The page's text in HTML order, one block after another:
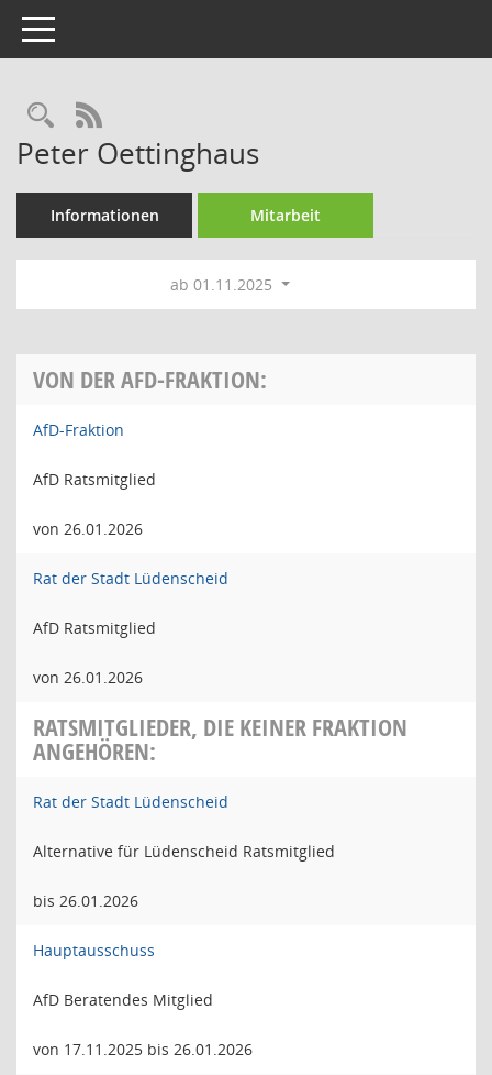
Toggle navigation
Rechercheauswahl
RSS-Feed
Peter Oettinghaus
Informationen Mitarbeit
ab 01.11.2025
VON DER AFD-FRAKTION:
AfD-Fraktion
AfD Ratsmitglied
von 26.01.2026
Rat der Stadt Lüdenscheid
AfD Ratsmitglied
von 26.01.2026
RATSMITGLIEDER, DIE KEINER FRAKTION
ANGEHÖREN:
Rat der Stadt Lüdenscheid
Alternative für Lüdenscheid Ratsmitglied
bis 26.01.2026
Hauptausschuss
AfD Beratendes Mitglied
von 17.11.2025 bis 26.01.2026